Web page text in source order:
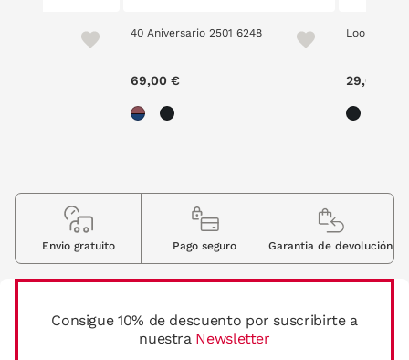
40 Aniversario 2501 6248
69,00 €
Loom 2305
29,00 €
Consigue 10% de descuento por suscribirte a
nuestra Newsletter
Envio gratuito Pago seguro Garantia de devolución